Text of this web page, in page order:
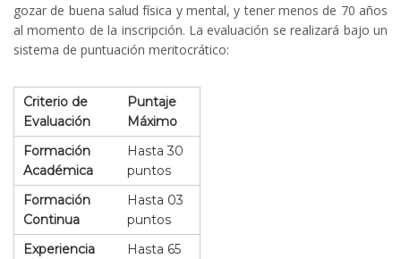
gozar de buena salud física y mental, y tener menos de 70 años
al momento de la inscripción. La evaluación se realizará bajo un
sistema de puntuación meritocrático:
Criterio de
Evaluación
Puntaje
Máximo
Formación
Académica
Hasta 30
puntos
Formación
Continua
Hasta 03
puntos
Experiencia
Hasta 65